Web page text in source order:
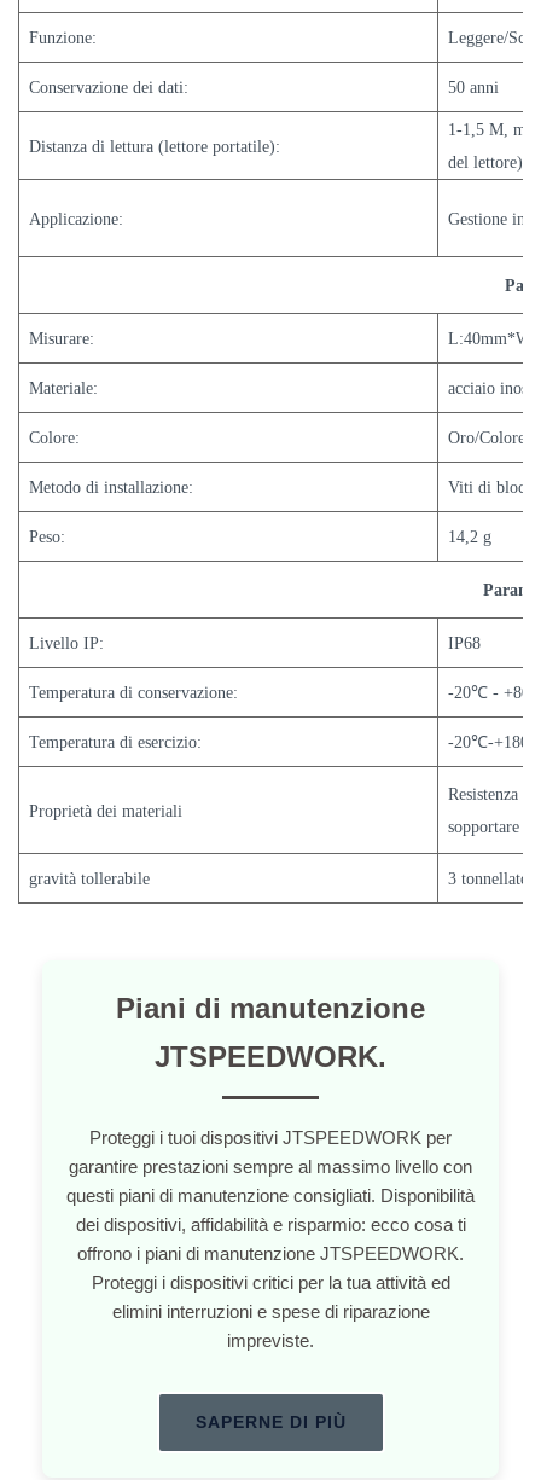
Funzione: Leggere/
Conservazione dei dati: 50 anni
Distanza di lettura (lettore portatile):
1-1,5 M,
del lettore)
Applicazione: Gestione
Misurare:
Materiale: acciaio
Colore: Oro/Colore
Metodo di installazione: Viti di
Peso: 14,2 g
Livello IP: IP68
Temperatura di conservazione: -20℃ - +80
Temperatura di esercizio: -20℃-+180
Proprietà dei materiali
Resistenza
sopportare
gravità tollerabile 3 tonnellate
Piani di manutenzione
JTSPEEDWORK.
Proteggi i tuoi dispositivi JTSPEEDWORK per
garantire prestazioni sempre al massimo livello con
questi piani di manutenzione consigliati. Disponibilità
dei dispositivi, affidabilità e risparmio: ecco cosa ti
offrono i piani di manutenzione JTSPEEDWORK.
Proteggi i dispositivi critici per la tua attività ed
elimini interruzioni e spese di riparazione
impreviste.
SAPERNE DI PIÙ